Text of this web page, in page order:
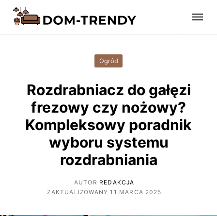
Ogród
Rozdrabniacz do gałęzi
frezowy czy nożowy?
Kompleksowy poradnik
wyboru systemu
rozdrabniania
AUTOR REDAKCJA
ZAKTUALIZOWANY 11 MARCA 2025